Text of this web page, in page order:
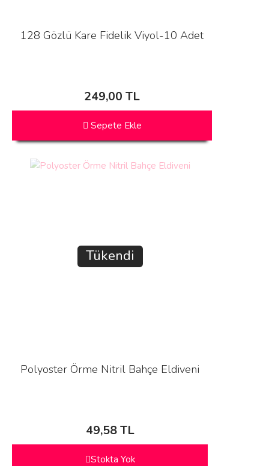
128 Gözlü Kare Fidelik Viyol-10 Adet
249,00 TL
Sepete Ekle
Tükendi
Polyoster Örme Nitril Bahçe Eldiveni
49,58 TL
Stokta Yok